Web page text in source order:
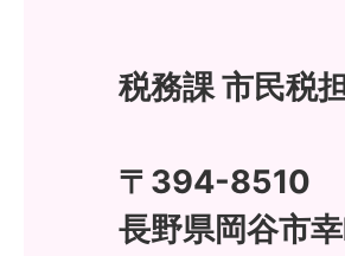
税務課 市民税
〒394-8510
長野県岡谷市